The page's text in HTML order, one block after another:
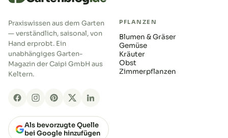
Praxiswissen aus dem Garten
— verständlich, saisonal, von
Hand erprobt. Ein
unabhängiges Garten-
Magazin der Caipi GmbH aus
Keltern.
Als bevorzugte Quelle
bei Google hinzufügen
PFLANZEN
Blumen & Gräser
Gemüse
Kräuter
Obst
Zimmerpflanzen